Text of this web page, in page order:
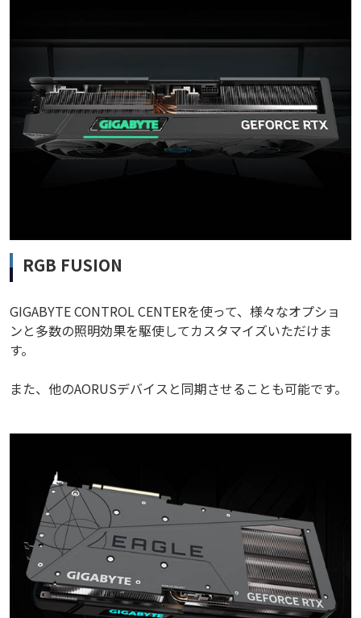
RGB FUSION
GIGABYTE CONTROL CENTERを使って、様々なオプショ
ンと多数の照明効果を駆使してカスタマイズいただけま
す。
また、他のAORUSデバイスと同期させることも可能です。